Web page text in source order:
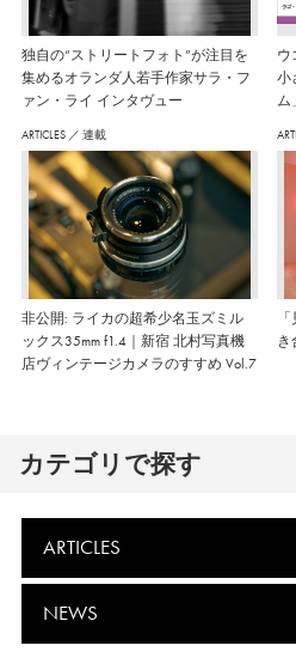
独自の“ストリートフォト”が注目を
集めるオランダ人若手作家サラ・フ
ァン・ライ インタヴュー
ウ
小
ム
ARTICLES ／ 連載
非公開: ライカの超希少名玉ズミル
ックス35mm f1.4｜新宿 北村写真機
店ヴィンテージカメラのすすめ Vol.7
カテゴリで探す
ARTICLES
NEWS